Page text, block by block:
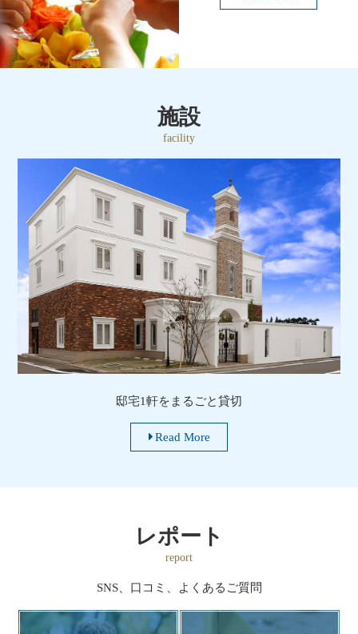
施設
facility
邸宅1軒をまるごと貸切
Read More
レポート
report
SNS、口コミ、よくあるご質問